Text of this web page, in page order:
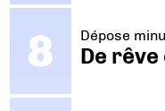
Dépose
De rêve